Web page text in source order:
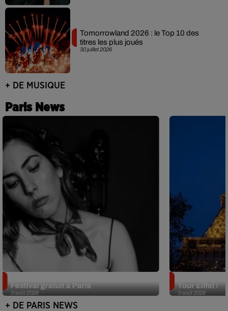
30 juillet 2026
Tomorrowland 2026 : le Top 10 des
titres les plus joués
+ DE MUSIQUE
Paris News
3 août 2026
Festival gratuit à Paris
3 août 2026
Tour Eiffel !
+ DE PARIS NEWS